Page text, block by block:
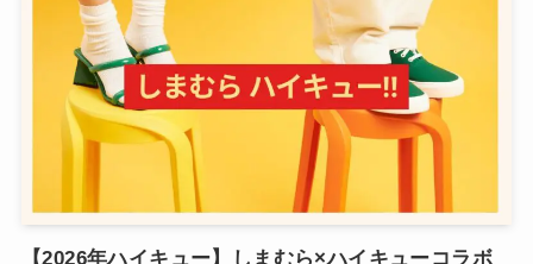
【2026年ハイキュー】しまむら×ハイキューコラボ